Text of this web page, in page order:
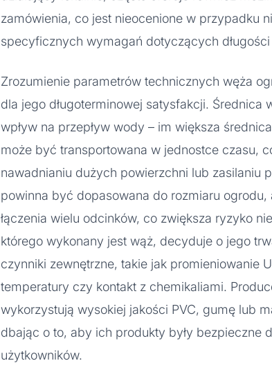
zamówienia, co jest nieocenione w przypadku
specyficznych wymagań dotyczących
Zrozumienie parametrów technicznych węża
dla jego długoterminowej satysfakcji. Średnica
wpływ na przepływ wody – im większa
może być transportowana w jednostce czasu,
nawadnianiu dużych powierzchni lub zasilaniu
powinna być dopasowana do rozmiaru
łączenia wielu odcinków, co zwiększa ryzyko
którego wykonany jest wąż, decyduje o jego
czynniki zewnętrzne, takie jak promieniowanie
temperatury czy kontakt z chemikaliami.
wykorzystują wysokiej jakości PVC, gumę lub
dbając o to, aby ich produkty były bezpieczne
użytkowników.